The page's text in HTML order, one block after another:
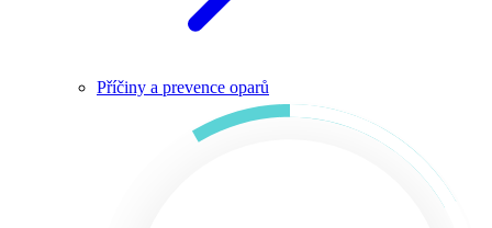
Příčiny a prevence oparů